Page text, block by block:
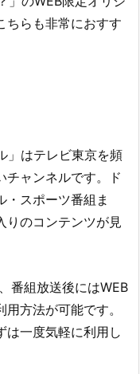
ちらも非常におすす
」はテレビ東京を頻
チャンネルです。ド
・スポーツ番組ま
りのコンテンツが見
番組放送後にはWEB
方法が可能です。
は一度気軽に利用し